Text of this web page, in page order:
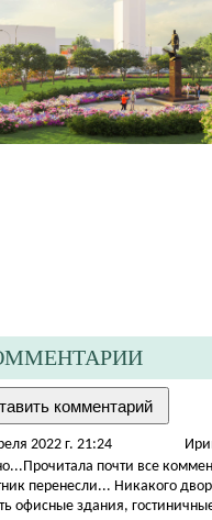
2022 г. 21:24
почти все
перенесли... Никакого
офисные здания,